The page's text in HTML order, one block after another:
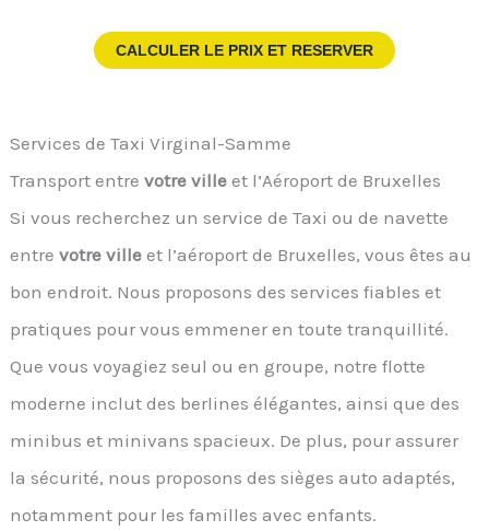
CALCULER LE PRIX ET RESERVER
Services de Taxi Virginal-Samme
Transport entrevotre ville et l’Aéroport de Bruxelles
Si vous recherchez un service de Taxi ou de navette
entrevotre ville et l’aéroport de Bruxelles, vous êtes au
bon endroit. Nous proposons des services fiables et
pratiques pour vous emmener en toute tranquillité.
Que vous voyagiez seul ou en groupe, notre flotte
moderne inclut des berlines élégantes, ainsi que des
minibus et minivans spacieux. De plus, pour assurer
la sécurité, nous proposons des sièges auto adaptés,
notamment pour les familles avec enfants.